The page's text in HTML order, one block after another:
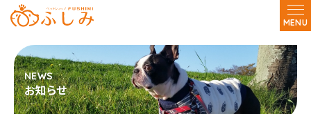
MENU
お知らせ